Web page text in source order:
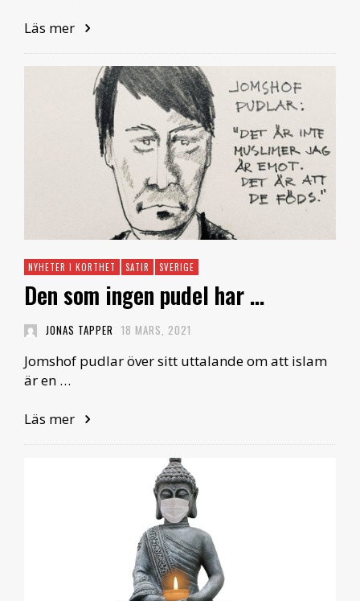
Läs mer
NYHETER I KORTHET SATIR SVERIGE
Den som ingen pudel har …
JONAS TAPPER 18 MARS, 2021
Jomshof pudlar över sitt uttalande om att islam
är en …
Läs mer